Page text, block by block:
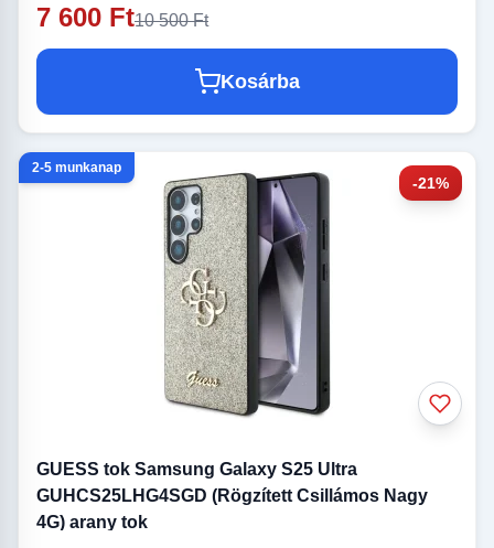
7 600 Ft10 500 Ft
Kosárba
-21%
2-5 munkanap
GUESS tok Samsung Galaxy S25 Ultra
GUHCS25LHG4SGD (Rögzített Csillámos Nagy
4G) arany tok